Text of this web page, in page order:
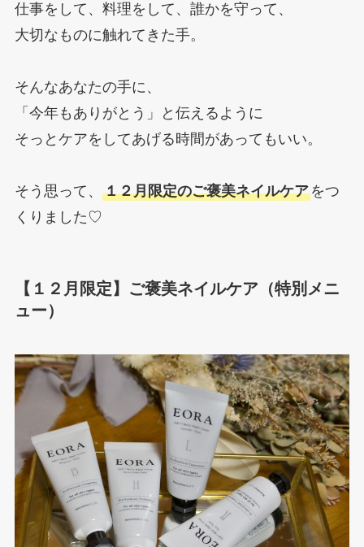
仕事をして、料理をして、誰かを守って、
大切なものに触れてきた手。
そんなあなたの手に、
「今年もありがとう」と伝えるように
そっとケアをしてあげる時間があってもいい。
そう思って、 １２月限定のご褒美ネイルケアをつ
くりました♡
【１２月限定】ご褒美ネイルケア（特別メニ
ュー）